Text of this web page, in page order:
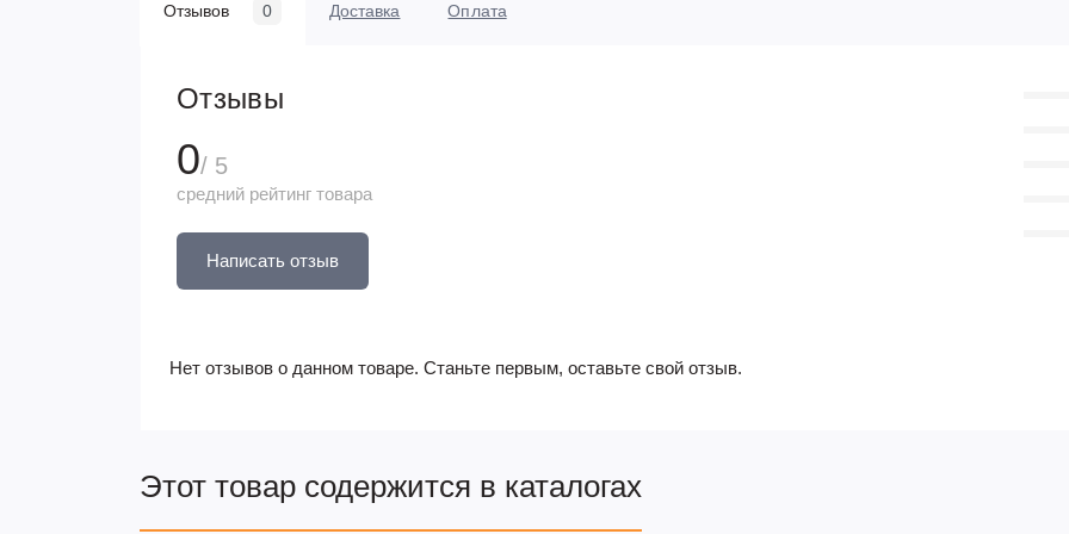
Отзывов 0 Доставка Оплата
Отзывы
0/ 5
средний рейтинг товара
Написать отзыв
Нет отзывов о данном товаре. Станьте первым, оставьте свой отзыв.
Этот товар содержится в каталогах